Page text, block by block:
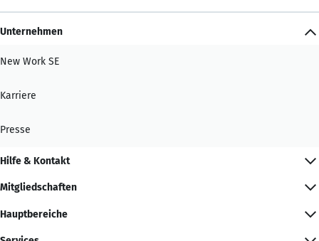
Unternehmen
New Work SE
Karriere
Presse
Hilfe & Kontakt
Mitgliedschaften
Hauptbereiche